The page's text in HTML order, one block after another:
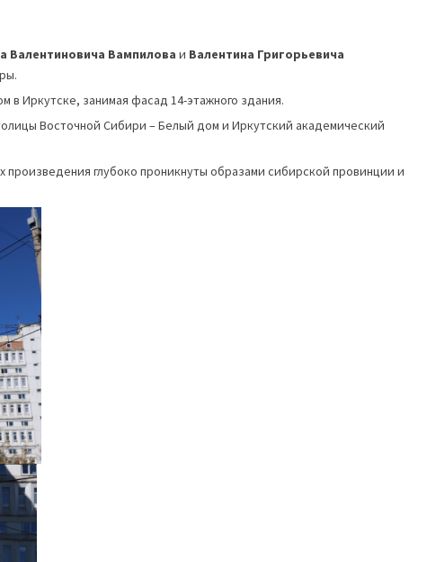
Валентиновича Вампилова и Валентина Григорьевича
в Иркутске, занимая фасад 14-этажного здания.
Восточной Сибири – Белый дом и Иркутский академический
глубоко проникнуты образами сибирской провинции и